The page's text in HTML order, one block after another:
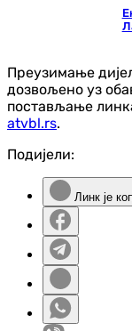
Преузимање
дозвољено уз
постављање
atvbl.rs.
Подијели:
Линк је